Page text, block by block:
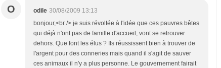
O odile 30/08/2009 13:13
bonjour,<br /> je suis révoltée à l'idée que ces pauvres bêtes
qui déjà n'ont pas de famille d'accueil, vont se retrouver
dehors. Que font les élus ? Ils réussissent bien à trouver de
l'argent pour des conneries mais quand il s'agit de sauver
ces animaux il n'y a plus personne. Le gouvernement fairait